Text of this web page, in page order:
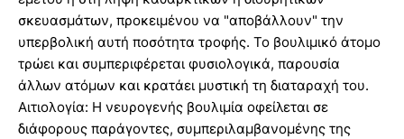
σκευασμάτων, προκειμένου να "αποβάλλουν" την
υπερβολική αυτή ποσότητα τροφής. Το βουλιμικό άτομο
τρώει και συμπεριφέρεται φυσιολογικά, παρουσία
άλλων ατόμων και κρατάει μυστική τη διαταραχή του.
Αιτιολογία: Η νευρογενής βουλιμία οφείλεται σε
διάφορους παράγοντες, συμπεριλαμβανομένης της